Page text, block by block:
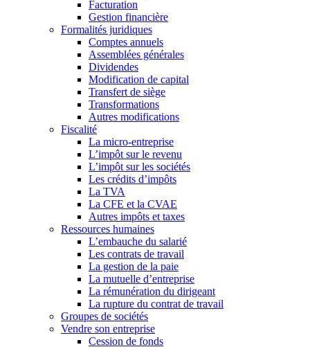
Facturation
Gestion financière
Formalités juridiques
Comptes annuels
Assemblées générales
Dividendes
Modification de capital
Transfert de siège
Transformations
Autres modifications
Fiscalité
La micro-entreprise
L’impôt sur le revenu
L’impôt sur les sociétés
Les crédits d’impôts
La TVA
La CFE et la CVAE
Autres impôts et taxes
Ressources humaines
L’embauche du salarié
Les contrats de travail
La gestion de la paie
La mutuelle d’entreprise
La rémunération du dirigeant
La rupture du contrat de travail
Groupes de sociétés
Vendre son entreprise
Cession de fonds